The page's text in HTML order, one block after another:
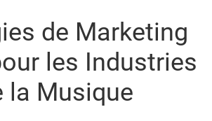
de Marketing
les Industries
la Musique